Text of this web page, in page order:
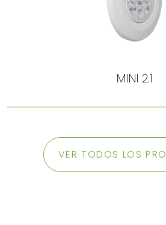
MINI 2.1
VER TODOS LOS